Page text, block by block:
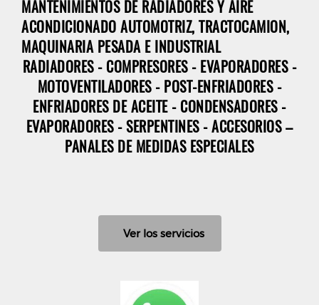
MANTENIMIENTOS DE RADIADORES Y AIRE
ACONDICIONADO AUTOMOTRIZ, TRACTOCAMION,
MAQUINARIA PESADA E INDUSTRIAL
RADIADORES - COMPRESORES - EVAPORADORES -
MOTOVENTILADORES - POST-ENFRIADORES -
ENFRIADORES DE ACEITE - CONDENSADORES -
EVAPORADORES - SERPENTINES - ACCESORIOS –
PANALES DE MEDIDAS ESPECIALES
Ver los servicios